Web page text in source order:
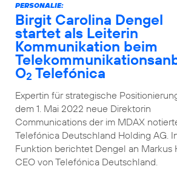
PERSONALIE:
Birgit Carolina Dengel
startet als Leiterin
Kommunikation beim
O2 Telefónica
Expertin für strategische
dem 1. Mai 2022 neue Direktorin
Communications der im MDAX
Telefónica Deutschland Holding AG.
Funktion berichtet Dengel an Markus
CEO von Telefónica Deutschland.